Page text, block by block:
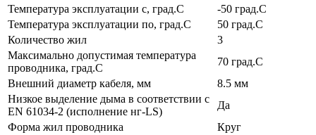
Температура эксплуатации с, град.C
-50 град.C
Температура эксплуатации по, град.C
50 град.C
Количество жил
3
Максимально допустимая температура
проводника, град.C
70 град.C
Внешний диаметр кабеля, мм
8.5 мм
Низкое выделение дыма в соответствии с
EN 61034-2 (исполнение нг-LS)
Да
Форма жил проводника
Круг